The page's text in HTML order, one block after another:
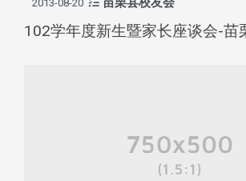
2013-08-20
102学年度新生暨家长座谈会-苗